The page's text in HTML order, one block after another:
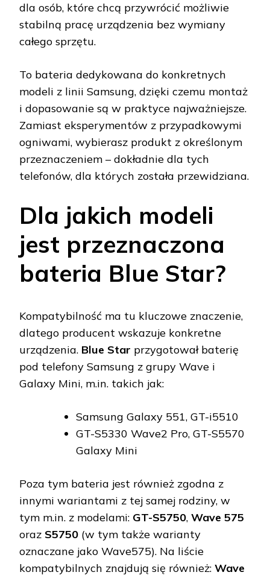
dla osób, które chcą przywrócić możliwie
stabilną pracę urządzenia bez wymiany
całego sprzętu.
To bateria dedykowana do konkretnych
modeli z linii Samsung, dzięki czemu montaż
i dopasowanie są w praktyce najważniejsze.
Zamiast eksperymentów z przypadkowymi
ogniwami, wybierasz produkt z określonym
przeznaczeniem – dokładnie dla tych
telefonów, dla których została przewidziana.
Dla jakich modeli
jest przeznaczona
bateria Blue Star?
Kompatybilność ma tu kluczowe znaczenie,
dlatego producent wskazuje konkretne
urządzenia. Blue Star przygotował baterię
pod telefony Samsung z grupy Wave i
Galaxy Mini, m.in. takich jak:
Samsung Galaxy 551, GT-i5510
GT-S5330 Wave2 Pro, GT-S5570
Galaxy Mini
Poza tym bateria jest również zgodna z
innymi wariantami z tej samej rodziny, w
tym m.in. z modelami: GT-S5750, Wave 575
oraz S5750 (w tym także warianty
oznaczane jako Wave575). Na liście
kompatybilnych znajdują się również: Wave